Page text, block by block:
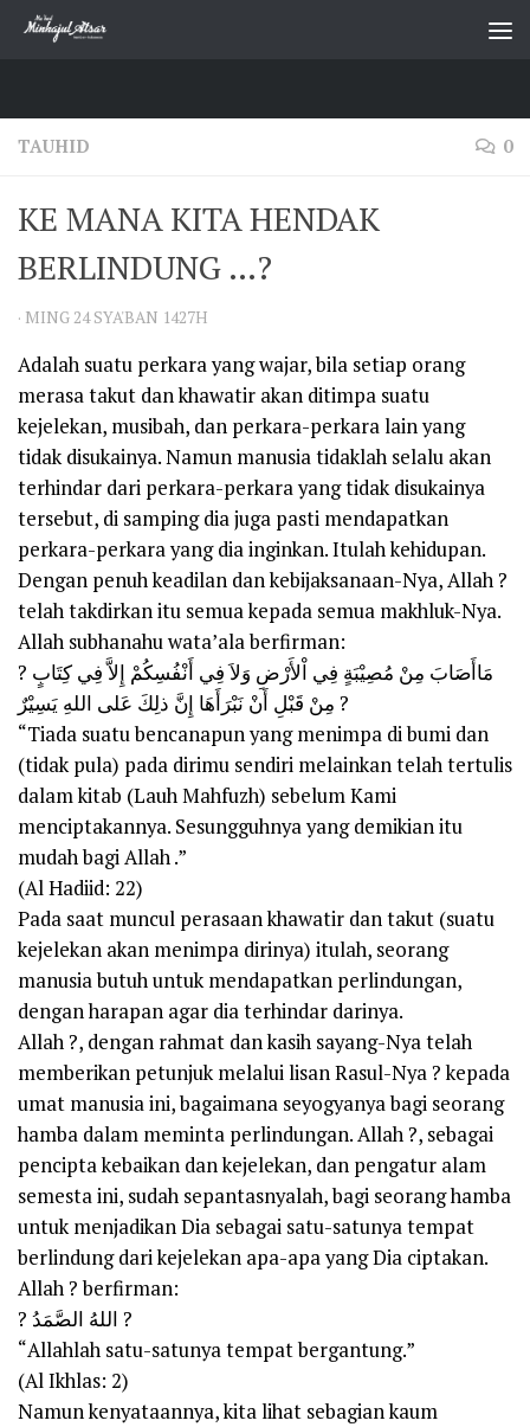
Skip to content
TAUHID 0
KE MANA KITA HENDAK
BERLINDUNG …?
· MING 24 SYA'BAN 1427H
Adalah suatu perkara yang wajar, bila setiap orang
merasa takut dan khawatir akan ditimpa suatu
kejelekan, musibah, dan perkara-perkara lain yang
tidak disukainya. Namun manusia tidaklah selalu akan
terhindar dari perkara-perkara yang tidak disukainya
tersebut, di samping dia juga pasti mendapatkan
perkara-perkara yang dia inginkan. Itulah kehidupan.
Dengan penuh keadilan dan kebijaksanaan-Nya, Allah ?
telah takdirkan itu semua kepada semua makhluk-Nya.
Allah subhanahu wata’ala berfirman:
? مَاأَصَابَ مِنْ مُصِيْبَةٍ فِي اْلأَرْضِ وَلاَ فِي أَنْفُسِكُمْ إِلاَّ فِي كِتَابٍ
مِنْ قَبْلِ أَنْ نَبْرَأَهَا إِنَّ ذلِكَ عَلى اللهِ يَسِيْرٌ ?
“Tiada suatu bencanapun yang menimpa di bumi dan
(tidak pula) pada dirimu sendiri melainkan telah tertulis
dalam kitab (Lauh Mahfuzh) sebelum Kami
menciptakannya. Sesungguhnya yang demikian itu
mudah bagi Allah .”
(Al Hadiid: 22)
Pada saat muncul perasaan khawatir dan takut (suatu
kejelekan akan menimpa dirinya) itulah, seorang
manusia butuh untuk mendapatkan perlindungan,
dengan harapan agar dia terhindar darinya.
Allah ?, dengan rahmat dan kasih sayang-Nya telah
memberikan petunjuk melalui lisan Rasul-Nya ? kepada
umat manusia ini, bagaimana seyogyanya bagi seorang
hamba dalam meminta perlindungan. Allah ?, sebagai
pencipta kebaikan dan kejelekan, dan pengatur alam
semesta ini, sudah sepantasnyalah, bagi seorang hamba
untuk menjadikan Dia sebagai satu-satunya tempat
berlindung dari kejelekan apa-apa yang Dia ciptakan.
Allah ? berfirman:
? اللهُ الصَّمَدُ ?
“Allahlah satu-satunya tempat bergantung.”
(Al Ikhlas: 2)
Namun kenyataannya, kita lihat sebagian kaum